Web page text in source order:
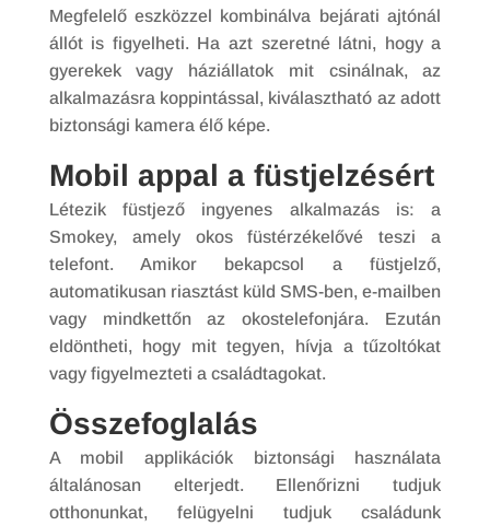
Megfelelő eszközzel kombinálva bejárati ajtónál
állót is figyelheti. Ha azt szeretné látni, hogy a
gyerekek vagy háziállatok mit csinálnak, az
alkalmazásra koppintással, kiválasztható az adott
biztonsági kamera élő képe.
Mobil appal a füstjelzésért
Létezik füstjező ingyenes alkalmazás is: a
Smokey, amely okos füstérzékelővé teszi a
telefont. Amikor bekapcsol a füstjelző,
automatikusan riasztást küld SMS-ben, e-mailben
vagy mindkettőn az okostelefonjára. Ezután
eldöntheti, hogy mit tegyen, hívja a tűzoltókat
vagy figyelmezteti a családtagokat.
Összefoglalás
A mobil applikációk biztonsági használata
általánosan elterjedt. Ellenőrizni tudjuk
otthonunkat, felügyelni tudjuk családunk